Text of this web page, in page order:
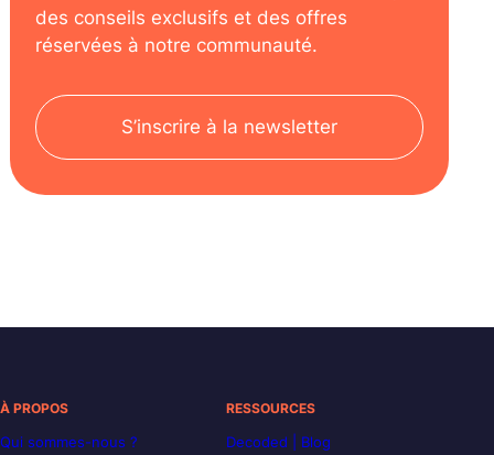
des conseils exclusifs et des offres
réservées à notre communauté.
S’inscrire à la newsletter
À PROPOS
Qui sommes-nous ?
RESSOURCES
Decoded | Blog